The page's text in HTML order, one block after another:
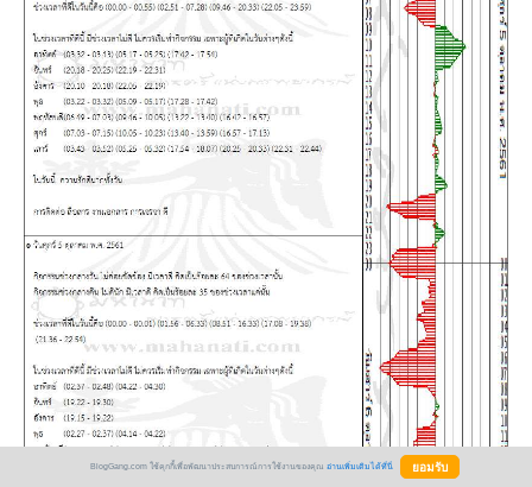
BlogGang.com ใช้คุกกี้เพื่อพัฒนาประสบการณ์การใช้งานของคุณ อ่านเพิ่มเติมได้ที่นี่